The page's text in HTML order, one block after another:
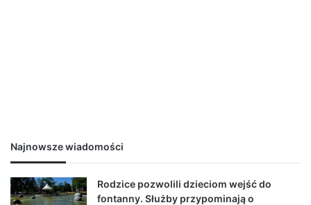
Najnowsze wiadomości
Rodzice pozwolili dzieciom wejść do
fontanny. Służby przypominają o